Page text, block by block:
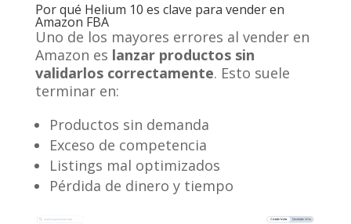
Por qué Helium 10 es clave para vender en
Amazon FBA
Uno de los mayores errores al vender en
Amazon es lanzar productos sin
validarlos correctamente. Esto suele
terminar en:
Productos sin demanda
Exceso de competencia
Listings mal optimizados
Pérdida de dinero y tiempo